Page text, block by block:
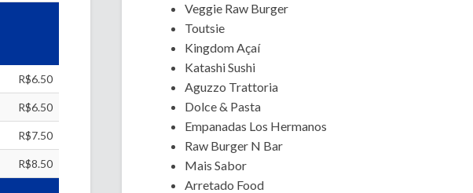
R$6.50
R$6.50
R$7.50
R$8.50
Veggie Raw Burger
Toutsie
Kingdom Açaí
Katashi Sushi
Aguzzo Trattoria
Dolce & Pasta
Empanadas Los Hermanos
Raw Burger N Bar
Mais Sabor
Arretado Food